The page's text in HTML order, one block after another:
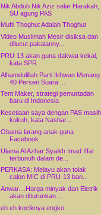
Nik Abduh Nik Aziz selar Harakah,
SU agung PAS
Mufti Thoghut Adalah Thoghut
Video Muslimah Mesir disiksa dan
dilucut pakaianny...
PRU-13 akan guna dakwat kekal,
kata SPR
Alhamdulillah Parti Ikhwan Menang
40 Persen Suara ...
Tent Maker, strategi pemurtadan
baru di Indonesia
Kesetiaan saya dengan PAS masih
kukuh, kata Nashar...
Obama larang anak guna
Facebook
Ulama Al Azhar Syaikh Imad Iffat
terbunuh dalam de...
PERKASA: Melayu akan tolak
calon MIC di PRU-13 ban...
Anwar....Harga minyak dan Eletrik
akan diturunkan ...
eh eh kociknya engko